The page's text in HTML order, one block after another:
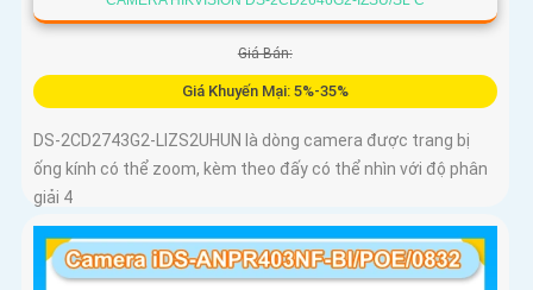
Giá Bán:
Giá Khuyến Mại: 5%-35%
DS-2CD2743G2-LIZS2UHUN là dòng camera được trang bị
ống kính có thể zoom, kèm theo đấy có thể nhìn với độ phân
giải 4